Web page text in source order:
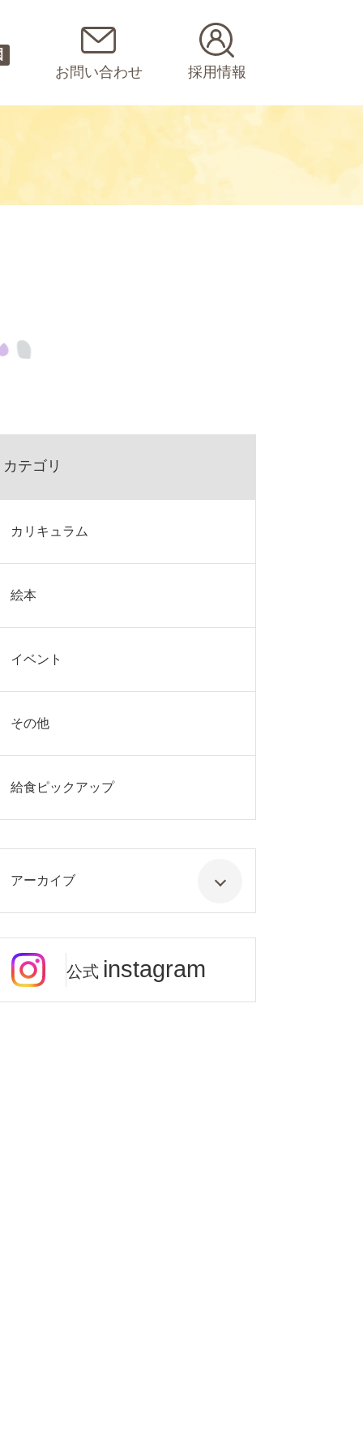
お問い合わせ 採用情報
カテゴリ
カリキュラム
絵本
イベント
その他
給食ピックアップ
アーカイブ
公式 instagram